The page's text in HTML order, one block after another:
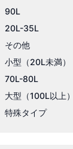
90L
20L-35L
その他
小型（20L未満）
70L-80L
大型（100L以上）
特殊タイプ